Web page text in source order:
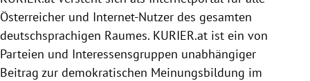
Österreicher und Internet-Nutzer des gesamten
deutschsprachigen Raumes. KURIER.at ist ein von
Parteien und Interessensgruppen unabhängiger
Beitrag zur demokratischen Meinungsbildung im